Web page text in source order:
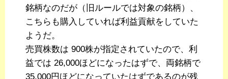
銘柄なのだが（旧ルールでは対象の銘柄）、
こちらも購入していれば利益貢献をしていた
ようだ。
売買株数は 900株が指定されていたので、利
益では 26,000ほどになったはずで、両銘柄で
35,000円ほどになっていたはずであるのが残